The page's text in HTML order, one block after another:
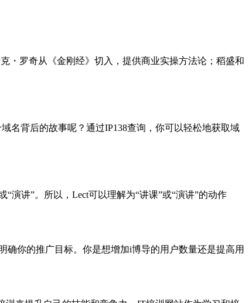
・罗奇从《金刚经》切入，提供商业实操方法论；稻盛和
名背后的故事呢？通过IP138查询，你可以轻松地获取域
演讲”。所以，Lect可以理解为“讲课”或“演讲”的动作
你的推广目标。你是想增加i博导的用户数量还是提高用